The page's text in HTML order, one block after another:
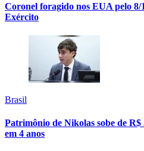
Coronel foragido nos EUA pelo
Exército
Brasil
Patrimônio de Nikolas sobe de
em 4 anos